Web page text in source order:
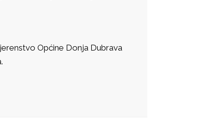
Općine Donja Dubrava